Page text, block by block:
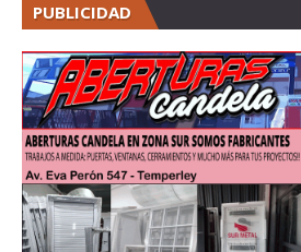
PUBLICIDAD